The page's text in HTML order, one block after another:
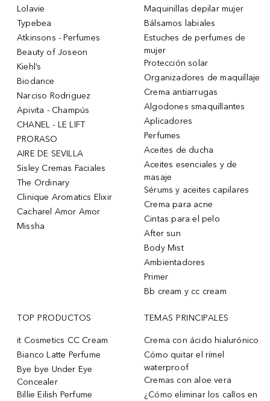
Lolavie
Typebea
Atkinsons - Perfumes
Beauty of Joseon
Kiehl’s
Biodance
Narciso Rodriguez
Apivita - Champús
CHANEL - LE LIFT
PRORASO
AIRE DE SEVILLA
Sisley Cremas Faciales
The Ordinary
Clinique Aromatics Elixir
Cacharel Amor Amor
Missha
Maquinillas depilar mujer
Bálsamos labiales
Estuches de perfumes de
mujer
Protección solar
Organizadores de maquillaje
Crema antiarrugas
Algodones smaquillantes
Aplicadores
Perfumes
Aceites de ducha
Aceites esenciales y de
masaje
Sérums y aceites capilares
Crema para acne
Cintas para el pelo
After sun
Body Mist
Ambientadores
Primer
Bb cream y cc cream
TOP PRODUCTOS
it Cosmetics CC Cream
Bianco Latte Perfume
Bye bye Under Eye
Concealer
Billie Eilish Perfume
TEMAS PRINCIPALES
Crema con ácido hialurónico
Cómo quitar el rímel
waterproof
Cremas con aloe vera
¿Cómo eliminar los callos en